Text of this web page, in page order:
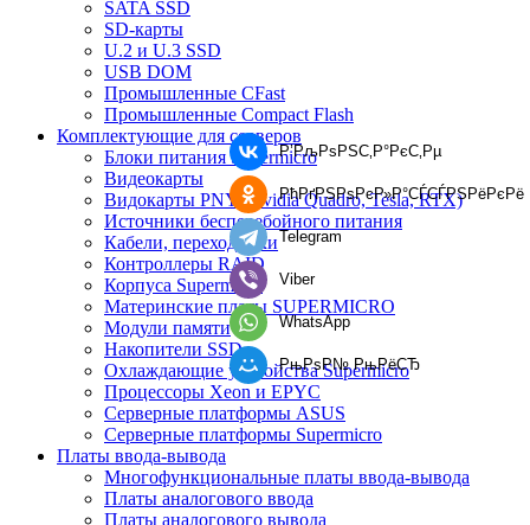
SATA SSD
SD-карты
U.2 и U.3 SSD
USB DOM
Промышленные CFast
Промышленные Compact Flash
Комплектующие для серверов
Блоки питания Supermicro
Видеокарты
Видокарты PNY (Nvidia Quadro, Tesla, RTX)
Источники бесперебойного питания
Кабели, переходники
Контроллеры RAID
Корпуса Supermicro
Материнские платы SUPERMICRO
Модули памяти
Накопители SSD
Охлаждающие устройства Supermicro
Процессоры Xeon и EPYC
Серверные платформы ASUS
Серверные платформы Supermicro
Платы ввода-вывода
Многофункциональные платы ввода-вывода
Платы аналогового ввода
Платы аналогового вывода
Р’РљРѕРЅС‚Р°РєС‚Рµ
РћРґРЅРѕРєР»Р°СЃСЃРЅРёРєРё
Telegram
Viber
WhatsApp
РњРѕР№ РњРёСЂ